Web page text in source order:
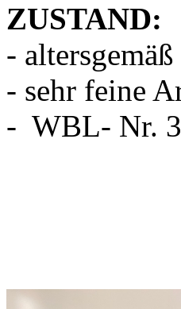
ZUSTAND:
-
- sehr feine
- WBL- Nr.